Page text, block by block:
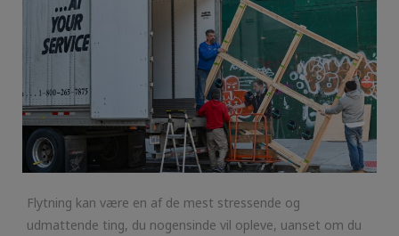
Flytning kan være en af de mest stressende og
udmattende ting, du nogensinde vil opleve, uanset om du